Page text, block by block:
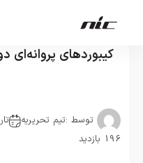
کیبوردهای پروانه‌ای
توسط :تیم تحریریه
196 بازدید